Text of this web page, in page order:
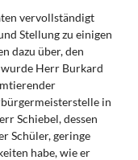
vervollständigt
Stellung zu einigen
dazu über, den
wurde Herr Burkard
in
Schiebel, dessen
Schüler, geringe
habe, wie er